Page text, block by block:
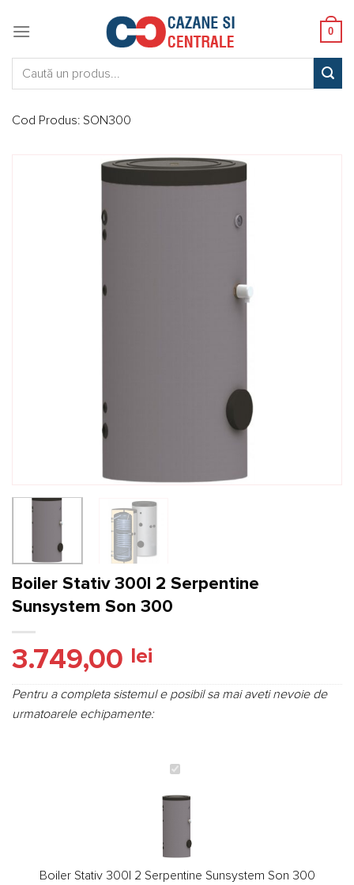
0
Cod Produs: SON300
Boiler Stativ 300l 2 Serpentine
Sunsystem Son 300
3.749,00 lei
Pentru a completa sistemul e posibil sa mai aveti nevoie de
urmatoarele echipamente:
Boiler
300l
Serpentine
Sunsystem
Son
Boiler Stativ 300l 2 Serpentine Sunsystem Son 300